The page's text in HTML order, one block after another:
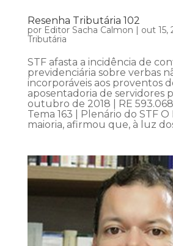
Resenha Tributária 102
por Editor Sacha Calmon out 15,
Tributária
STF afasta a incidência de
previdenciária sobre verbas
incorporáveis aos proventos
aposentadoria de servidores
outubro de 2018 | RE
Tema 163 | Plenário do STF
maioria, afirmou que, à luz